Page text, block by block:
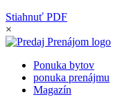
Stiahnuť PDF
×
Ponuka bytov
ponuka prenájmu
Magazín